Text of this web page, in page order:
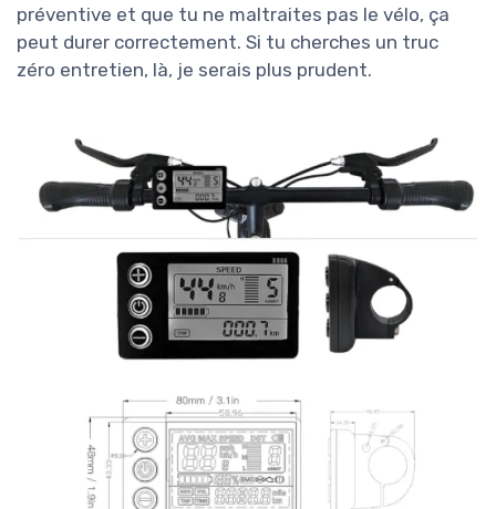
préventive et que tu ne maltraites pas le vélo, ça
peut durer correctement. Si tu cherches un truc
zéro entretien, là, je serais plus prudent.